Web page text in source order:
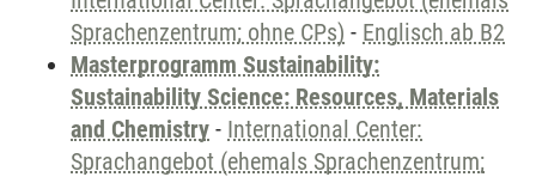
Sprachenzentrum; ohne CPs) - Englisch ab B2
Masterprogramm Sustainability:
Sustainability Science: Resources, Materials
and Chemistry - International Center:
Sprachangebot (ehemals Sprachenzentrum;